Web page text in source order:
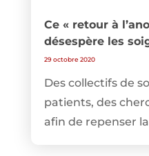
Ce « retour à
désespère les
29 octobre 2020
Des collectifs de
patients, des
afin de repenser